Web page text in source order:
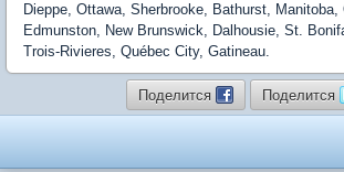
Dieppe, Ottawa, Sherbrooke, Bathurst, Manitoba,
Edmunston, New Brunswick, Dalhousie, St.
Trois-Rivieres, Québec City, Gatineau.
Поделится Поделится